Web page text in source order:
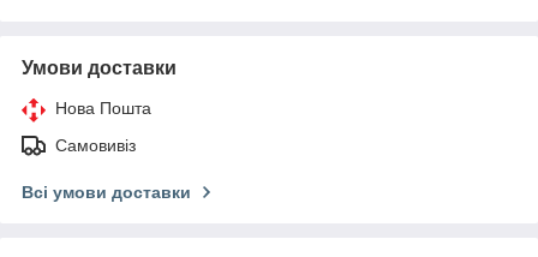
Умови доставки
Нова Пошта
Самовивіз
Всі умови доставки